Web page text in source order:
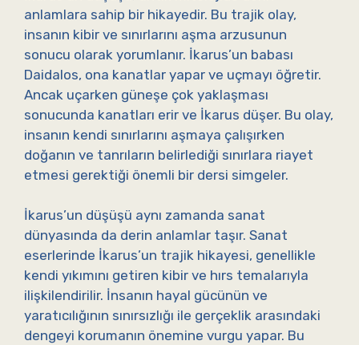
anlamlara sahip bir hikayedir. Bu trajik olay,
insanın kibir ve sınırlarını aşma arzusunun
sonucu olarak yorumlanır. İkarus’un babası
Daidalos, ona kanatlar yapar ve uçmayı öğretir.
Ancak uçarken güneşe çok yaklaşması
sonucunda kanatları erir ve İkarus düşer. Bu olay,
insanın kendi sınırlarını aşmaya çalışırken
doğanın ve tanrıların belirlediği sınırlara riayet
etmesi gerektiği önemli bir dersi simgeler.
İkarus’un düşüşü aynı zamanda sanat
dünyasında da derin anlamlar taşır. Sanat
eserlerinde İkarus’un trajik hikayesi, genellikle
kendi yıkımını getiren kibir ve hırs temalarıyla
ilişkilendirilir. İnsanın hayal gücünün ve
yaratıcılığının sınırsızlığı ile gerçeklik arasındaki
dengeyi korumanın önemine vurgu yapar. Bu